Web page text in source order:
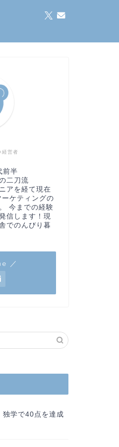
経営者
半
二刀流
アを経て現在
ケティングの
今までの経験
信します！現
でのんびり暮
／
独学で40点を達成